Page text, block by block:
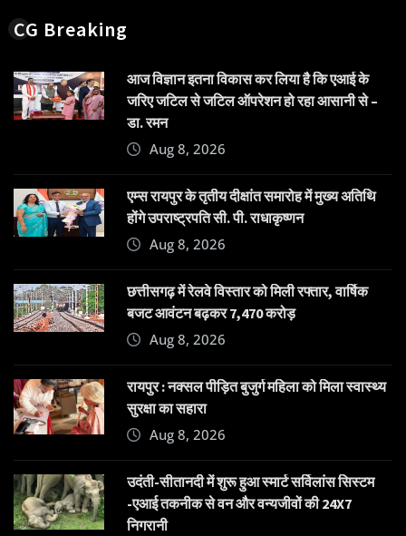
CG Breaking
आज विज्ञान इतना विकास कर लिया है कि एआई के
जरिए जटिल से जटिल ऑपरेशन हो रहा आसानी से –
डा. रमन
Aug 8, 2026
एम्स रायपुर के तृतीय दीक्षांत समारोह में मुख्य अतिथि
होंगे उपराष्ट्रपति सी. पी. राधाकृष्णन
Aug 8, 2026
छत्तीसगढ़ में रेलवे विस्तार को मिली रफ्तार, वार्षिक
बजट आवंटन बढ़कर 7,470 करोड़
Aug 8, 2026
रायपुर : नक्सल पीड़ित बुजुर्ग महिला को मिला स्वास्थ्य
सुरक्षा का सहारा
Aug 8, 2026
उदंती-सीतानदी में शुरू हुआ स्मार्ट सर्विलांस सिस्टम
-एआई तकनीक से वन और वन्यजीवों की 24X7
निगरानी